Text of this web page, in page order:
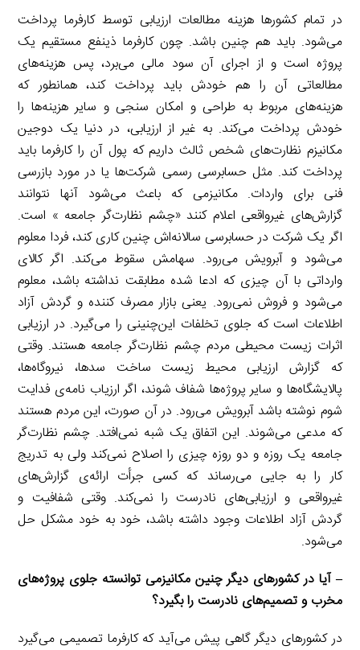
در تمام کشورها هزینه مطالعات ارزیابی توسط کارفرما پرداخت
می‌شود. باید هم چنین باشد. چون کارفرما ذینفع مستقیم یک
پروژه است و از اجرای آن سود مالی می‌برد، پس هزینه‌های
مطالعاتی آن را هم خودش باید پرداخت کند، همانطور که
هزینه‌های مربوط به طراحی و امکان سنجی و سایر هزینه‌ها را
خودش پرداخت می‌کند. به غیر از ارزیابی، در دنیا یک دوجین
مکانیزم نظارت‌های شخص ثالث داریم که پول آن را کارفرما باید
پرداخت کند. مثل حسابرسی رسمی شرکت‌ها یا در مورد بازرسی
فنی برای واردات. مکانیزمی که باعث می‌شود آنها نتوانند
گزارش‌های غیرواقعی اعلام کنند «چشم نظارت‌گر جامعه » است.
اگر یک شرکت در حسابرسی سالانه‌اش چنین کاری کند، فردا معلوم
می‌شود و آبرویش می‌رود. سهامش سقوط می‌کند. اگر کالای
وارداتی با آن چیزی که ادعا شده مطابقت نداشته باشد، معلوم
می‌شود و فروش نمی‌رود. یعنی بازار مصرف کننده و گردش آزاد
اطلاعات است که جلوی تخلفات این‌چنینی را می‌گیرد. در ارزیابی
اثرات زیست محیطی مردم چشم نظارت‌گر جامعه هستند. وقتی
که گزارش ارزیابی محیط زیست ساخت سدها، نیروگاه‌ها،
پالایشگاه‌ها و سایر پروژه‌ها شفاف شوند، اگر ارزیاب نامه‌ی فدایت
شوم نوشته باشد آبرویش می‌رود. در آن صورت، این مردم هستند
که مدعی می‌شوند. این اتفاق یک شبه نمی‌افتد. چشم نظارت‌گر
جامعه یک روزه و دو روزه چیزی را اصلاح نمی‌کند ولی به تدریج
کار را به جایی می‌رساند که کسی جرأت ارائه‌ی گزارش‌های
غیرواقعی و ارزیابی‌های نادرست را نمی‌کند. وقتی شفافیت و
گردش آزاد اطلاعات وجود داشته باشد، خود به خود مشکل حل
می‌شود.
– آیا در کشورهای دیگر چنین مکانیزمی توانسته جلوی پروژه‌های
مخرب و تصمیم‌های نادرست را بگیرد؟
در کشورهای دیگر گاهی پیش می‌آید که کارفرما تصمیمی می‌گیرد